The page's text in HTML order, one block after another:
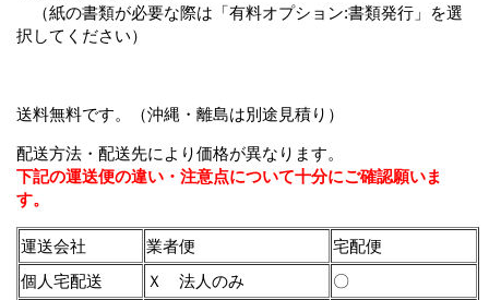
（紙の書類が必要な際は「有料オプション:書類発行」を選
択してください）
送料無料です。（沖縄・離島は別途見積り ）
配送方法・配送先により価格が異なります。
下記の運送便の違い・注意点について十分にご確認願いま
す。
運送会社 業者便
宅配便
個人宅配送
Ｘ 法人のみ
〇